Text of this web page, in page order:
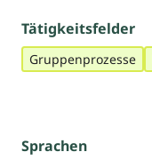
Tätigkeitsfelder
Gruppenprozesse
Sprachen